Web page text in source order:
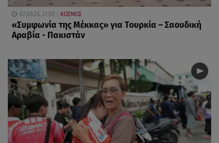
07.08.26, 21:50 ΚΟΣΜΟΣ
«Συμφωνία της Μέκκας» για Τουρκία – Σαουδική
Αραβία - Πακιστάν